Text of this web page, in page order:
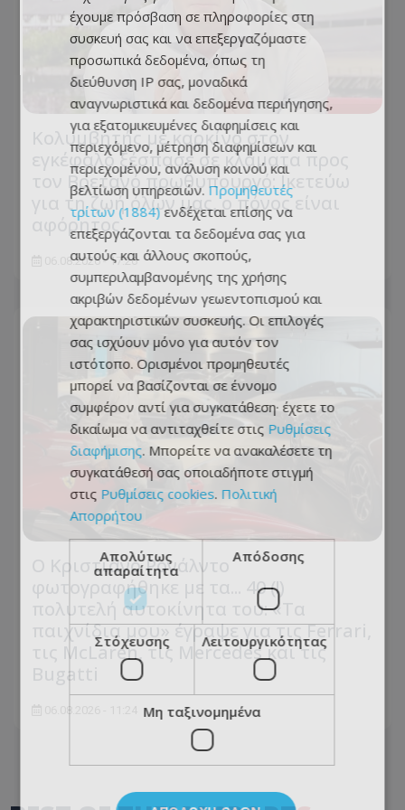
Κολυμβητής με καρκίνο στον
εγκέφαλο ξέσπασε σε κλάματα προς
τον Βρετανό πρωθυπουργό: Ικετεύω
για τη ζωή όλων μας, ο πόνος είναι
αφόρητος
06.08.2026 - 17:26
Ο Κριστιάνο Ρονάλντο
φωτογραφήθηκε με τα... 40 (!)
πολυτελή αυτοκίνητα του: «Τα
παιχνίδια μου» έγραψε για τις Ferrari,
τις McLaren, τις Mercedes και τις
έχουμε πρόσβαση σε πληροφορίες στη
συσκευή σας και να επεξεργαζόμαστε
προσωπικά δεδομένα, όπως τη
διεύθυνση IP σας, μοναδικά
αναγνωριστικά και δεδομένα περιήγησης,
για εξατομικευμένες διαφημίσεις και
περιεχόμενο, μέτρηση διαφημίσεων και
περιεχομένου, ανάλυση κοινού και
βελτίωση υπηρεσιών. Προμηθευτές
τρίτων (1884) ενδέχεται επίσης να
επεξεργάζονται τα δεδομένα σας για
αυτούς και άλλους σκοπούς,
συμπεριλαμβανομένης της χρήσης
ακριβών δεδομένων γεωεντοπισμού και
χαρακτηριστικών συσκευής. Οι επιλογές
σας ισχύουν μόνο για αυτόν τον
ιστότοπο. Ορισμένοι προμηθευτές
μπορεί να βασίζονται σε έννομο
συμφέρον αντί για συγκατάθεση· έχετε το
δικαίωμα να αντιταχθείτε στις Ρυθμίσεις
διαφήμισης. Μπορείτε να ανακαλέσετε τη
συγκατάθεσή σας οποιαδήποτε στιγμή
στις Ρυθμίσεις cookies. Πολιτική
Απορρήτου
Απολύτως
απαραίτητα
Απόδοσης
Στόχευσης Λειτουργικότητας
Μη ταξινομημένα